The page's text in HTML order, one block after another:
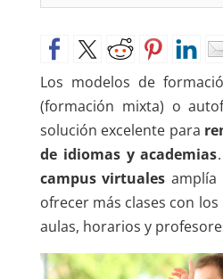
Los modelos de
(formación mixta) o
solución excelente para
de idiomas y academias
campus virtuales amplía
ofrecer más clases con
aulas, horarios y